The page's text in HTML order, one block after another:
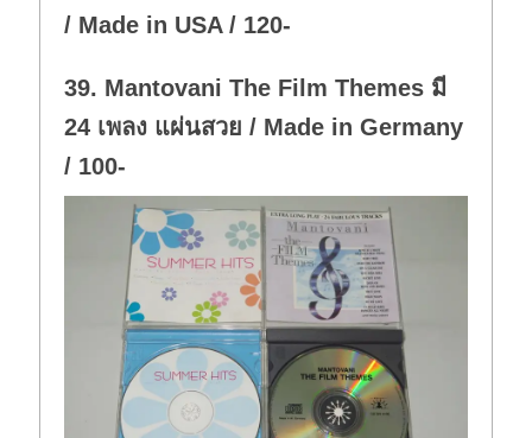
/ Made in USA / 120-
39. Mantovani The Film Themes มี
24 เพลง แผ่นสวย / Made in Germany
/ 100-